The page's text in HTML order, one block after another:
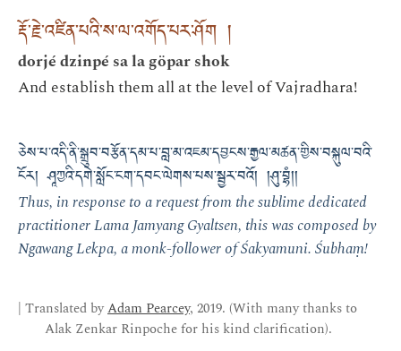
རྡོ་རྗེ་འཛིན་པའི་ས་ལ་འགོད་པར་ཤོག །
dorjé dzinpé sa la göpar shok
And establish them all at the level of Vajradhara!
ཅེས་པ་འདི་ནི་སྒྲུབ་བརྩོན་དམ་པ་བླ་མ་འཇམ་དབྱངས་རྒྱལ་མཚན་གྱིས་བསྐུལ་བའི་
ངོར། ཤཱཀྱའི་དགེ་སློང་ངག་དབང་ལེགས་པས་སྦྱར་བའོ། །ཤུ་བྷཾ།།
Thus, in response to a request from the sublime dedicated
practitioner Lama Jamyang Gyaltsen, this was composed by
Ngawang Lekpa, a monk-follower of Śakyamuni. Śubhaṃ!
| Translated byAdam Pearcey, 2019. (With many thanks to
Alak Zenkar Rinpoche for his kind clarification).